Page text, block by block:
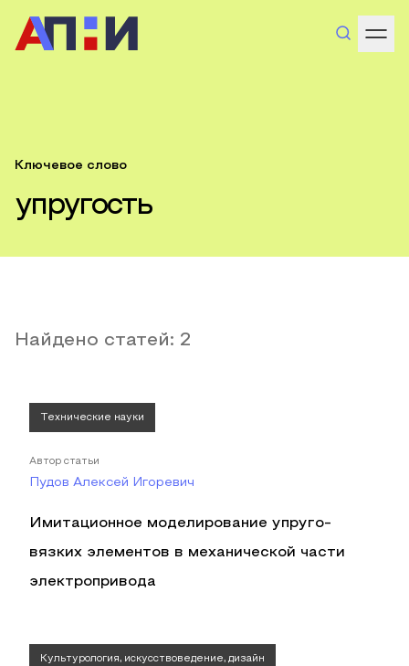
Ключевое слово
упругость
Найдено статей: 2
Технические науки
Автор статьи
Пудов Алексей Игоревич
Имитационное моделирование упруго-
вязких элементов в механической части
электропривода
Культурология, искусствоведение, дизайн